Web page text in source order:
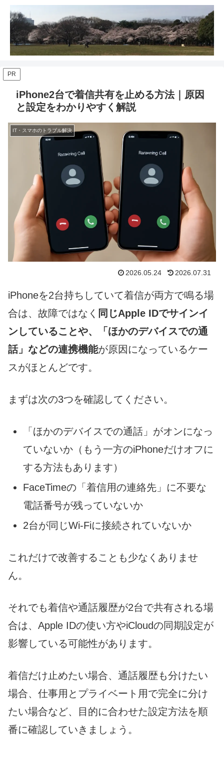
PR
iPhone2台で着信共有を止める方法｜原因
と設定をわかりやすく解説
IT・スマホのトラブル解決
2026.05.24 2026.07.31
iPhoneを2台持ちしていて着信が両方で鳴る場
合は、故障ではなく 同じApple IDでサインイ
ンしていることや、「ほかのデバイスでの通
話」などの連携機能が原因になっているケー
スがほとんどです。
まずは次の3つを確認してください。
「ほかのデバイスでの通話」がオンになっ
ていないか（もう一方のiPhoneだけオフに
する方法もあります）
FaceTimeの「着信用の連絡先」に不要な
電話番号が残っていないか
2台が同じWi-Fiに接続されていないか
これだけで改善することも少なくありませ
ん。
それでも着信や通話履歴が2台で共有される場
合は、Apple IDの使い方やiCloudの同期設定が
影響している可能性があります。
着信だけ止めたい場合、通話履歴も分けたい
場合、仕事用とプライベート用で完全に分け
たい場合など、目的に合わせた設定方法を順
番に確認していきましょう。